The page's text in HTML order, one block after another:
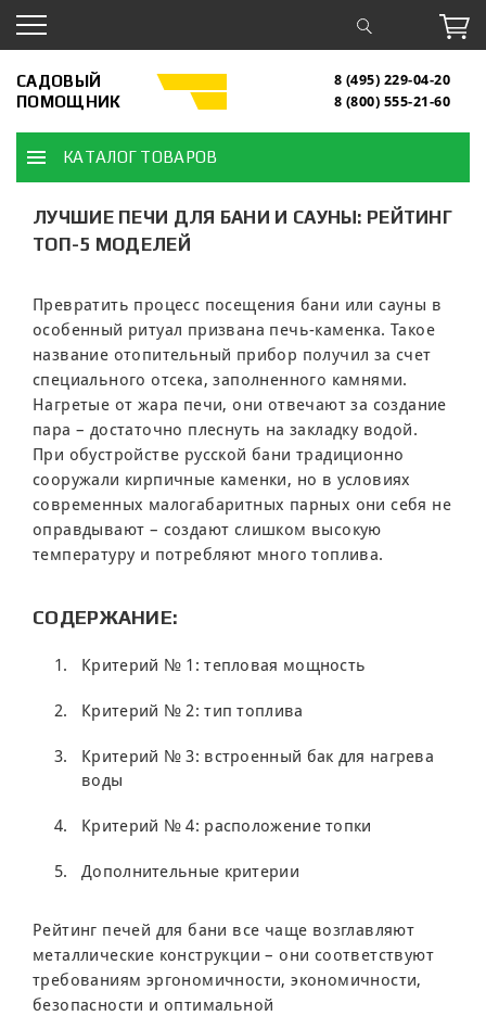
САДОВЫЙ
ПОМОЩНИК
8 (495) 229-04-20
8 (800) 555-21-60
КАТАЛОГ ТОВАРОВ
ЛУЧШИЕ ПЕЧИ ДЛЯ БАНИ И САУНЫ: РЕЙТИНГ
ТОП-5 МОДЕЛЕЙ
Превратить процесс посещения бани или сауны в
особенный ритуал призвана печь-каменка. Такое
название отопительный прибор получил за счет
специального отсека, заполненного камнями.
Нагретые от жара печи, они отвечают за создание
пара – достаточно плеснуть на закладку водой.
При обустройстве русской бани традиционно
сооружали кирпичные каменки, но в условиях
современных малогабаритных парных они себя не
оправдывают – создают слишком высокую
температуру и потребляют много топлива.
СОДЕРЖАНИЕ:
Критерий № 1: тепловая мощность
Критерий № 2: тип топлива
Критерий № 3: встроенный бак для нагрева
воды
Критерий № 4: расположение топки
Дополнительные критерии
Рейтинг печей для бани все чаще возглавляют
металлические конструкции – они соответствуют
требованиям эргономичности, экономичности,
безопасности и оптимальной